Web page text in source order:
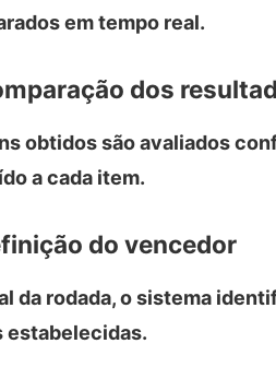
em tempo real.
dos
obtidos são avaliados
a cada item.
do vencedor
da rodada, o sistema
estabelecidas.